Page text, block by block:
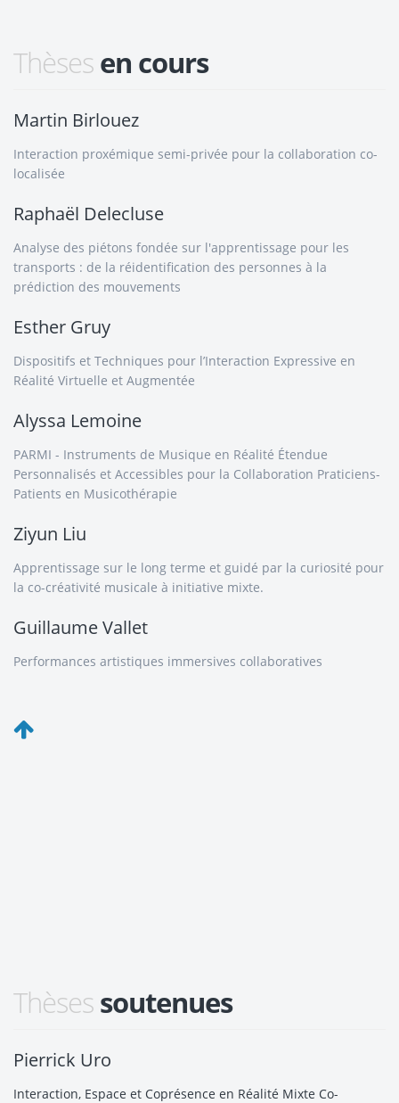
Thèsesen cours
Martin Birlouez
Interaction proxémique semi-privée pour la collaboration co-
localisée
Raphaël Delecluse
Analyse des piétons fondée sur l'apprentissage pour les
transports : de la réidentification des personnes à la
prédiction des mouvements
Esther Gruy
Dispositifs et Techniques pour l’Interaction Expressive en
Réalité Virtuelle et Augmentée
Alyssa Lemoine
PARMI - Instruments de Musique en Réalité Étendue
Personnalisés et Accessibles pour la Collaboration Praticiens-
Patients en Musicothérapie
Ziyun Liu
Apprentissage sur le long terme et guidé par la curiosité pour
la co-créativité musicale à initiative mixte.
Guillaume Vallet
Performances artistiques immersives collaboratives
Thèsessoutenues
Pierrick Uro
Interaction, Espace et Coprésence en Réalité Mixte Co-